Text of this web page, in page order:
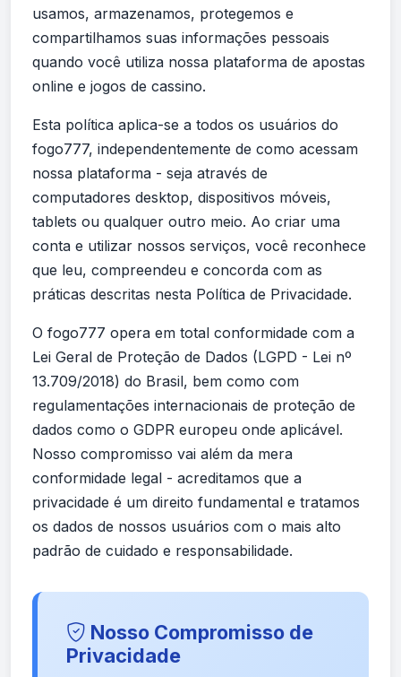
usamos, armazenamos, protegemos e
compartilhamos suas informações pessoais
quando você utiliza nossa plataforma de apostas
online e jogos de cassino.
Esta política aplica-se a todos os usuários do
fogo777, independentemente de como acessam
nossa plataforma - seja através de
computadores desktop, dispositivos móveis,
tablets ou qualquer outro meio. Ao criar uma
conta e utilizar nossos serviços, você reconhece
que leu, compreendeu e concorda com as
práticas descritas nesta Política de Privacidade.
O fogo777 opera em total conformidade com a
Lei Geral de Proteção de Dados (LGPD - Lei nº
13.709/2018) do Brasil, bem como com
regulamentações internacionais de proteção de
dados como o GDPR europeu onde aplicável.
Nosso compromisso vai além da mera
conformidade legal - acreditamos que a
privacidade é um direito fundamental e tratamos
os dados de nossos usuários com o mais alto
padrão de cuidado e responsabilidade.
Nosso Compromisso de
Privacidade